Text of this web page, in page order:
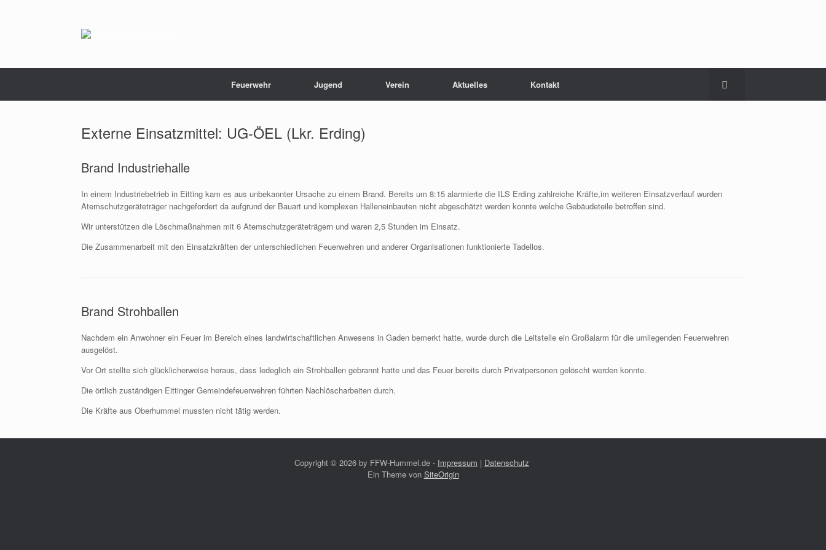
Feuerwehr Jugend Verein Aktuelles Kontakt
Externe Einsatzmittel: UG-ÖEL (Lkr. Erding)
Brand Industriehalle
In einem Industriebetrieb in Eitting kam es aus unbekannter Ursache zu einem Brand. Bereits um 8:15 alarmierte die ILS Erding zahlreiche Kräfte,im weiteren Einsatzverlauf wurden
Atemschutzgeräteträger nachgefordert da aufgrund der Bauart und komplexen Halleneinbauten nicht abgeschätzt werden konnte welche Gebäudeteile betroffen sind.
Wir unterstützen die Löschmaßnahmen mit 6 Atemschutzgeräteträgern und waren 2,5 Stunden im Einsatz.
Die Zusammenarbeit mit den Einsatzkräften der unterschiedlichen Feuerwehren und anderer Organisationen funktionierte Tadellos.
Brand Strohballen
Nachdem ein Anwohner ein Feuer im Bereich eines landwirtschaftlichen Anwesens in Gaden bemerkt hatte, wurde durch die Leitstelle ein Großalarm für die umliegenden Feuerwehren
ausgelöst.
Vor Ort stellte sich glücklicherweise heraus, dass ledeglich ein Strohballen gebrannt hatte und das Feuer bereits durch Privatpersonen gelöscht werden konnte.
Die örtlich zuständigen Eittinger Gemeindefeuerwehren führten Nachlöscharbeiten durch.
Die Kräfte aus Oberhummel mussten nicht tätig werden.
Copyright © 2026 by FFW-Hummel.de - Impressum | Datenschutz
Ein Theme von SiteOrigin